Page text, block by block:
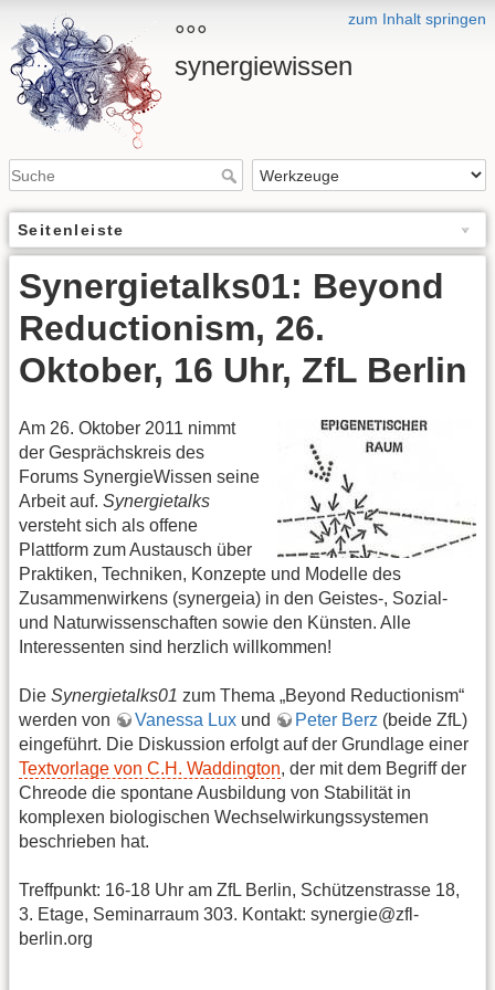
zum Inhalt springen
°°°
synergiewissen
Seitenleiste
Synergietalks01: Beyond
Reductionism, 26.
Oktober, 16 Uhr, ZfL Berlin
Am 26. Oktober 2011 nimmt
der Gesprächskreis des
Forums SynergieWissen seine
Arbeit auf. Synergietalks
versteht sich als offene
Plattform zum Austausch über
Praktiken, Techniken, Konzepte und Modelle des
Zusammenwirkens (synergeia) in den Geistes-, Sozial-
und Naturwissenschaften sowie den Künsten. Alle
Interessenten sind herzlich willkommen!
Die Synergietalks01 zum Thema „Beyond Reductionism“
werden von
Vanessa Lux und Peter Berz (beide ZfL)
eingeführt. Die Diskussion erfolgt auf der Grundlage einer
Textvorlage von C.H. Waddington, der mit dem Begriff der
Chreode die spontane Ausbildung von Stabilität in
komplexen biologischen Wechselwirkungssystemen
beschrieben hat.
Treffpunkt: 16-18 Uhr am ZfL Berlin, Schützenstrasse 18,
3. Etage, Seminarraum 303. Kontakt: synergie@zfl-
berlin.org